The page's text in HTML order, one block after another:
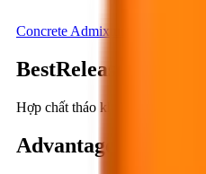
Concrete Admixtures
BestRelease WB501
Hợp chất tháo khuôn gốc nước.
Advantages